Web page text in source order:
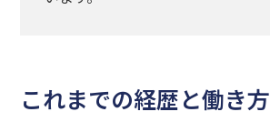
これまでの経歴と働き方